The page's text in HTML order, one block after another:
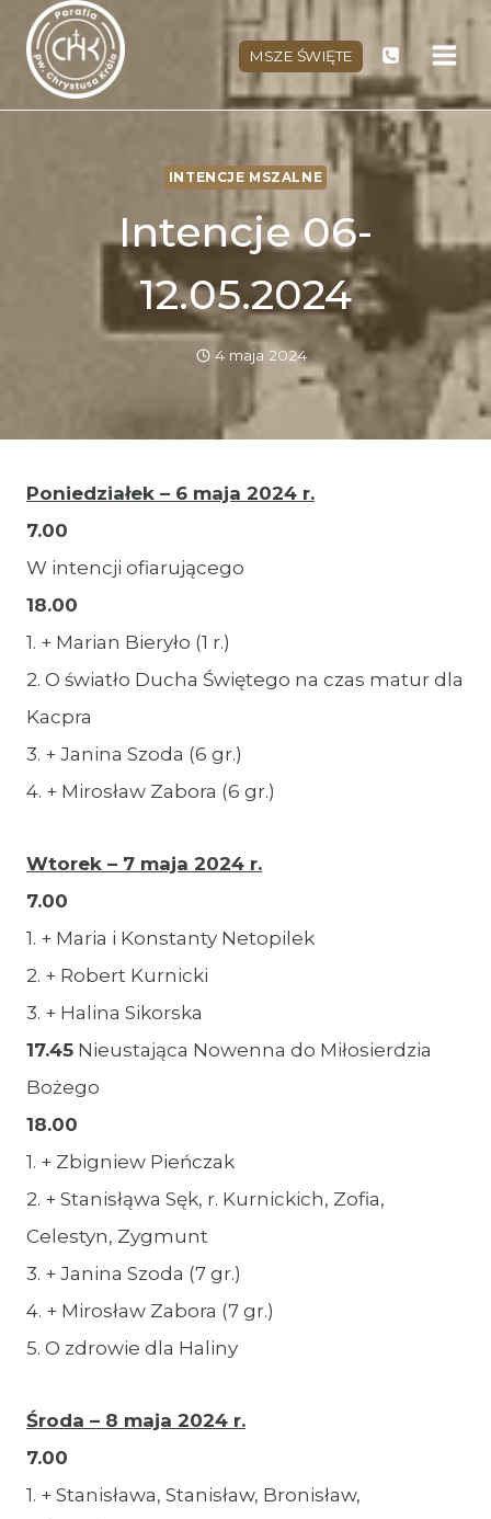
Przejdź
treści
MSZE ŚWIĘTE
INTENCJE MSZALNE
Intencje 06-
12.05.2024
4 maja 2024
Poniedziałek – 6 maja 2024 r.
7.00
W intencji ofiarującego
18.00
1. + Marian Bieryło (1 r.)
2. O światło Ducha Świętego na czas matur dla
Kacpra
3. + Janina Szoda (6 gr.)
4. + Mirosław Zabora (6 gr.)
Wtorek – 7 maja 2024 r.
7.00
1. + Maria i Konstanty Netopilek
2. + Robert Kurnicki
3. + Halina Sikorska
17.45 Nieustająca Nowenna do Miłosierdzia
Bożego
18.00
1. + Zbigniew Pieńczak
2. + Stanisłąwa Sęk, r. Kurnickich, Zofia,
Celestyn, Zygmunt
3. + Janina Szoda (7 gr.)
4. + Mirosław Zabora (7 gr.)
5. O zdrowie dla Haliny
Środa – 8 maja 2024 r.
7.00
1. + Stanisława, Stanisław, Bronisław,